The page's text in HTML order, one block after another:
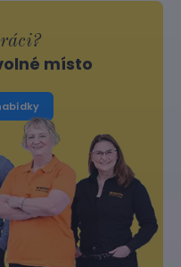
místo